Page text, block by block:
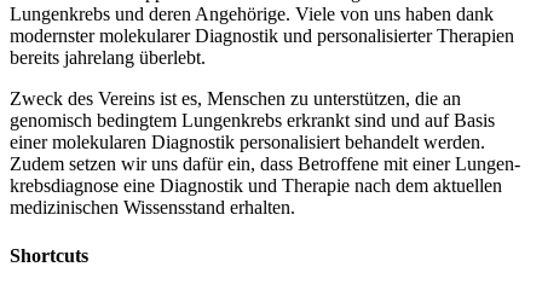
Lungenkrebs und deren Angehörige. Viele von uns haben dank
modernster molekularer Diagnostik und personalisierter Therapien
bereits jahrelang überlebt.
Zweck des Vereins ist es, Menschen zu unterstützen, die an
genomisch bedingtem Lungenkrebs erkrankt sind und auf Basis
einer molekularen Diagnostik personalisiert behandelt werden.
Zudem setzen wir uns dafür ein, dass Betroffene mit einer Lungen­
krebsdiagnose eine Diagnostik und Therapie nach dem aktuellen
medizinischen Wissensstand erhalten.
Shortcuts